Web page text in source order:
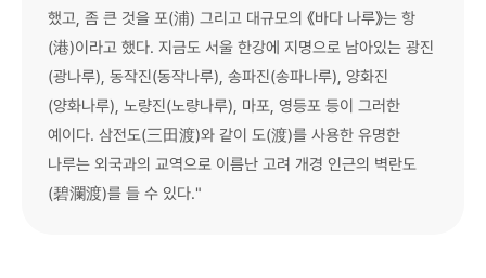
했고, 좀 큰 것을 포(浦) 그리고 대규모의 《바다 나루》는 항
(港)이라고 했다. 지금도 서울 한강에 지명으로 남아있는 광진
(광나루), 동작진(동작나루), 송파진(송파나루), 양화진
(양화나루), 노량진(노량나루), 마포, 영등포 등이 그러한
예이다. 삼전도(三田渡)와 같이 도(渡)를 사용한 유명한
나루는 외국과의 교역으로 이름난 고려 개경 인근의 벽란도
(碧瀾渡)를 들 수 있다."